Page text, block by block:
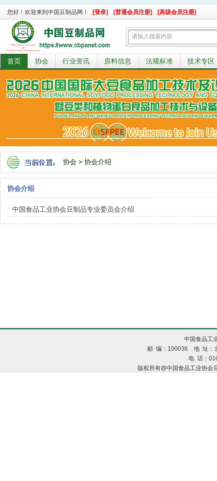
您好！欢迎来到中国豆制品网！ [登录] [普通会员注册] [高级会员注册]
首页 协会 行业资讯 原料信息 法规标准 技术专区
协会 > 协会介绍
协会介绍
中国食品工业协会豆制品专业委员会介绍
中国食品工
邮 编：100036 地 址：
电 话：
版权所有@中国食品工业协